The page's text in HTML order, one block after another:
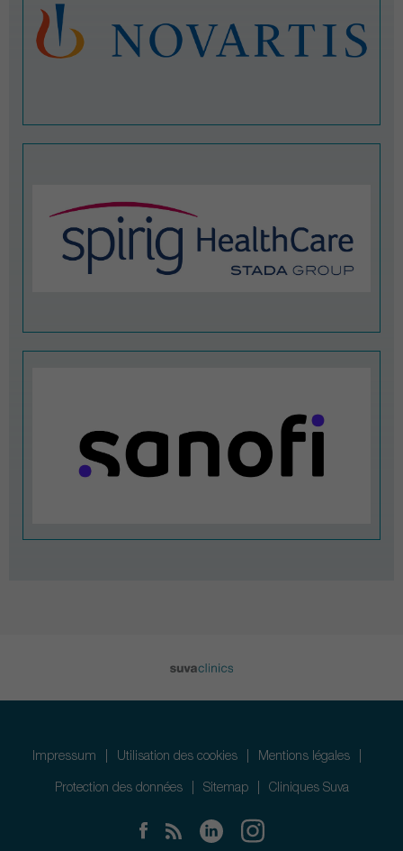
Impressum Utilisation des cookies Mentions légales
Protection des données Sitemap Cliniques Suva